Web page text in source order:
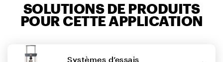
SOLUTIONS DE PRODUITS
POUR CETTE APPLICATION
Systèmes d’essais